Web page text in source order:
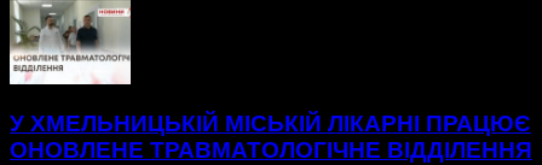
У ХМЕЛЬНИЦЬКІЙ МІСЬКІЙ ЛІКАРНІ ПРАЦЮЄ
ОНОВЛЕНЕ ТРАВМАТОЛОГІЧНЕ ВІДДІЛЕННЯ